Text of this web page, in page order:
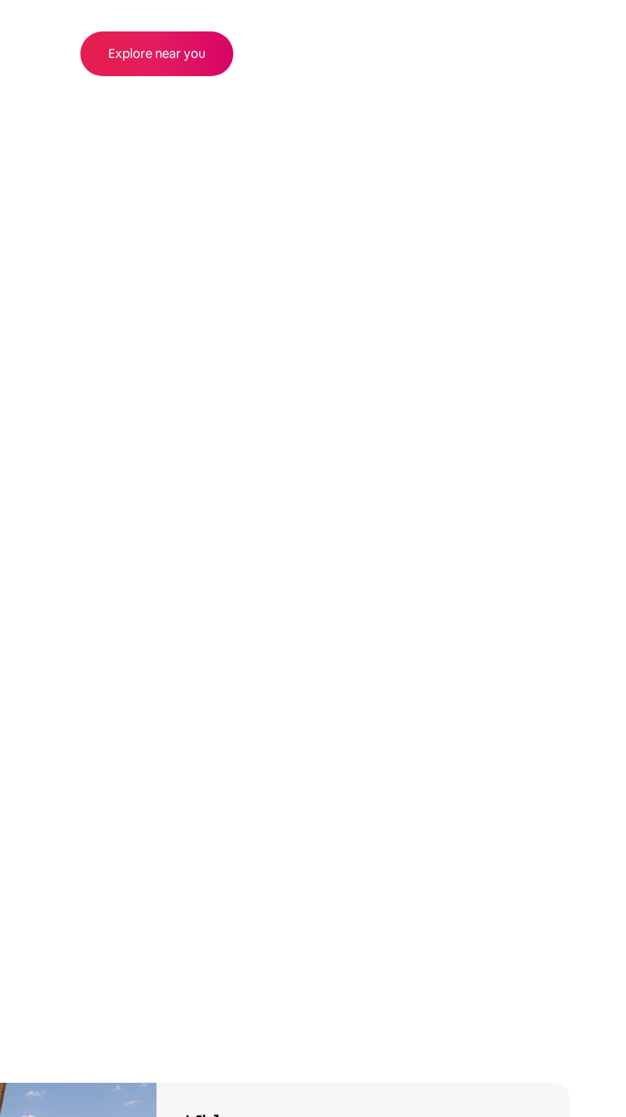
Explore near you